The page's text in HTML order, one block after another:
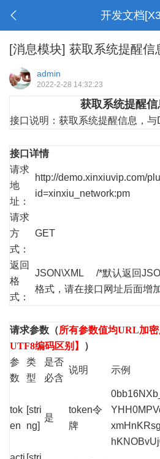
开发文档
[消息模块] 获取系统提醒信
admin
2022-2-28 14:32:23
获取系统提醒信
接口说明： 获取系统提醒信息，与
接口详情
请求
地
址：
http://demo.xinxiuvip.com/
id=xinxiu_network:pm
请求
方
式：
GET
返回
格
式：
JSON\XML /*默认返回
格式，请在接口网址后面增
请求参数（所有参数值均URL加
UTF8编码区别】
）
参
数
类
型
是否
必含
说明 示例
tok
en
[stri
ng]
是
token令
牌